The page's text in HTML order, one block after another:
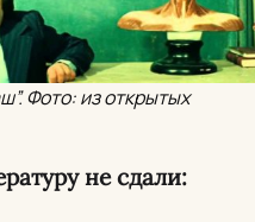
Фото: из открытых
не сдали: